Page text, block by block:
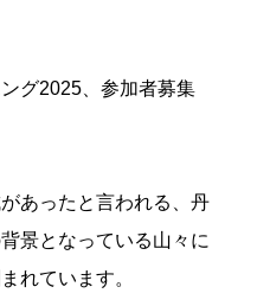
グ2025、参加者募集
あったと言われる、丹
景となっている山々に
れています。